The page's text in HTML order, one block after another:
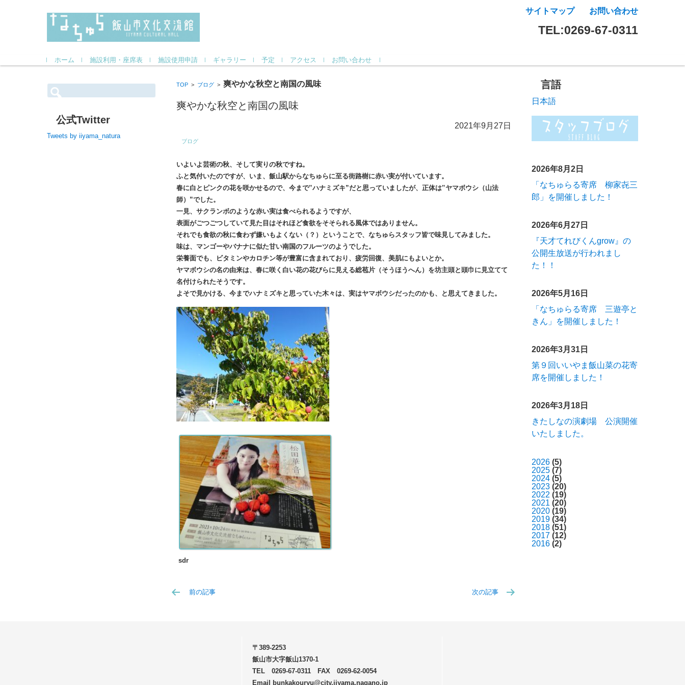
サイトマップ お問い合わせ
TEL:0269-67-0311
ホーム 施設利用・座席表 施設使用申請 ギャラリー 予定 アクセス お問い合わせ
TOP > ブログ >爽やかな秋空と南国の風味
爽やかな秋空と南国の風味
2021年9月27日
ブログ
いよいよ芸術の秋、そして実りの秋ですね。
ふと気付いたのですが、いま、飯山駅からなちゅらに至る街路樹に赤い実が付いています。
春に白とピンクの花を咲かせるので、今まで‟ハナミズキ”だと思っていましたが、正体は‟ヤマボウシ（山法
師）”でした。
一見、サクランボのような赤い実は食べられるようですが、
表面がごつごつしていて見た目はそれほど食欲をそそられる風体ではありません。
それでも食欲の秋に食わず嫌いもよくない（？）ということで、なちゅらスタッフ皆で味見してみました。
味は、マンゴーやバナナに似た甘い南国のフルーツのようでした。
栄養面でも、ビタミンやカロチン等が豊富に含まれており、疲労回復、美肌にもよいとか。
ヤマボウシの名の由来は、春に咲く白い花の花びらに見える総苞片（そうほうへん）を坊主頭と頭巾に見立てて
名付けられたそうです。
よそで見かける、今までハナミズキと思っていた木々は、実はヤマボウシだったのかも、と思えてきました。
sdr
前の記事 次の記事
検
索:
公式Twitter
Tweets by iiyama_natura
言語
日本語
2026年8月2日
「なちゅらる寄席 柳家㐂三
郎」を開催しました！
2026年6月27日
『天才てれびくんgrow』の
公開生放送が行われまし
た！！
2026年5月16日
「なちゅらる寄席 三遊亭と
きん」を開催しました！
2026年3月31日
第９回いいやま飯山菜の花寄
席を開催しました！
2026年3月18日
きたしなの演劇場 公演開催
いたしました。
2026 (5)
2025 (7)
2024 (5)
2023 (20)
2022 (19)
2021 (20)
2020 (19)
2019 (34)
2018 (51)
2017 (12)
2016 (2)
〒389-2253
飯山市大字飯山1370-1
TEL 0269-67-0311 FAX 0269-62-0054
Email bunkakouryu@city.iiyama.nagano.jp